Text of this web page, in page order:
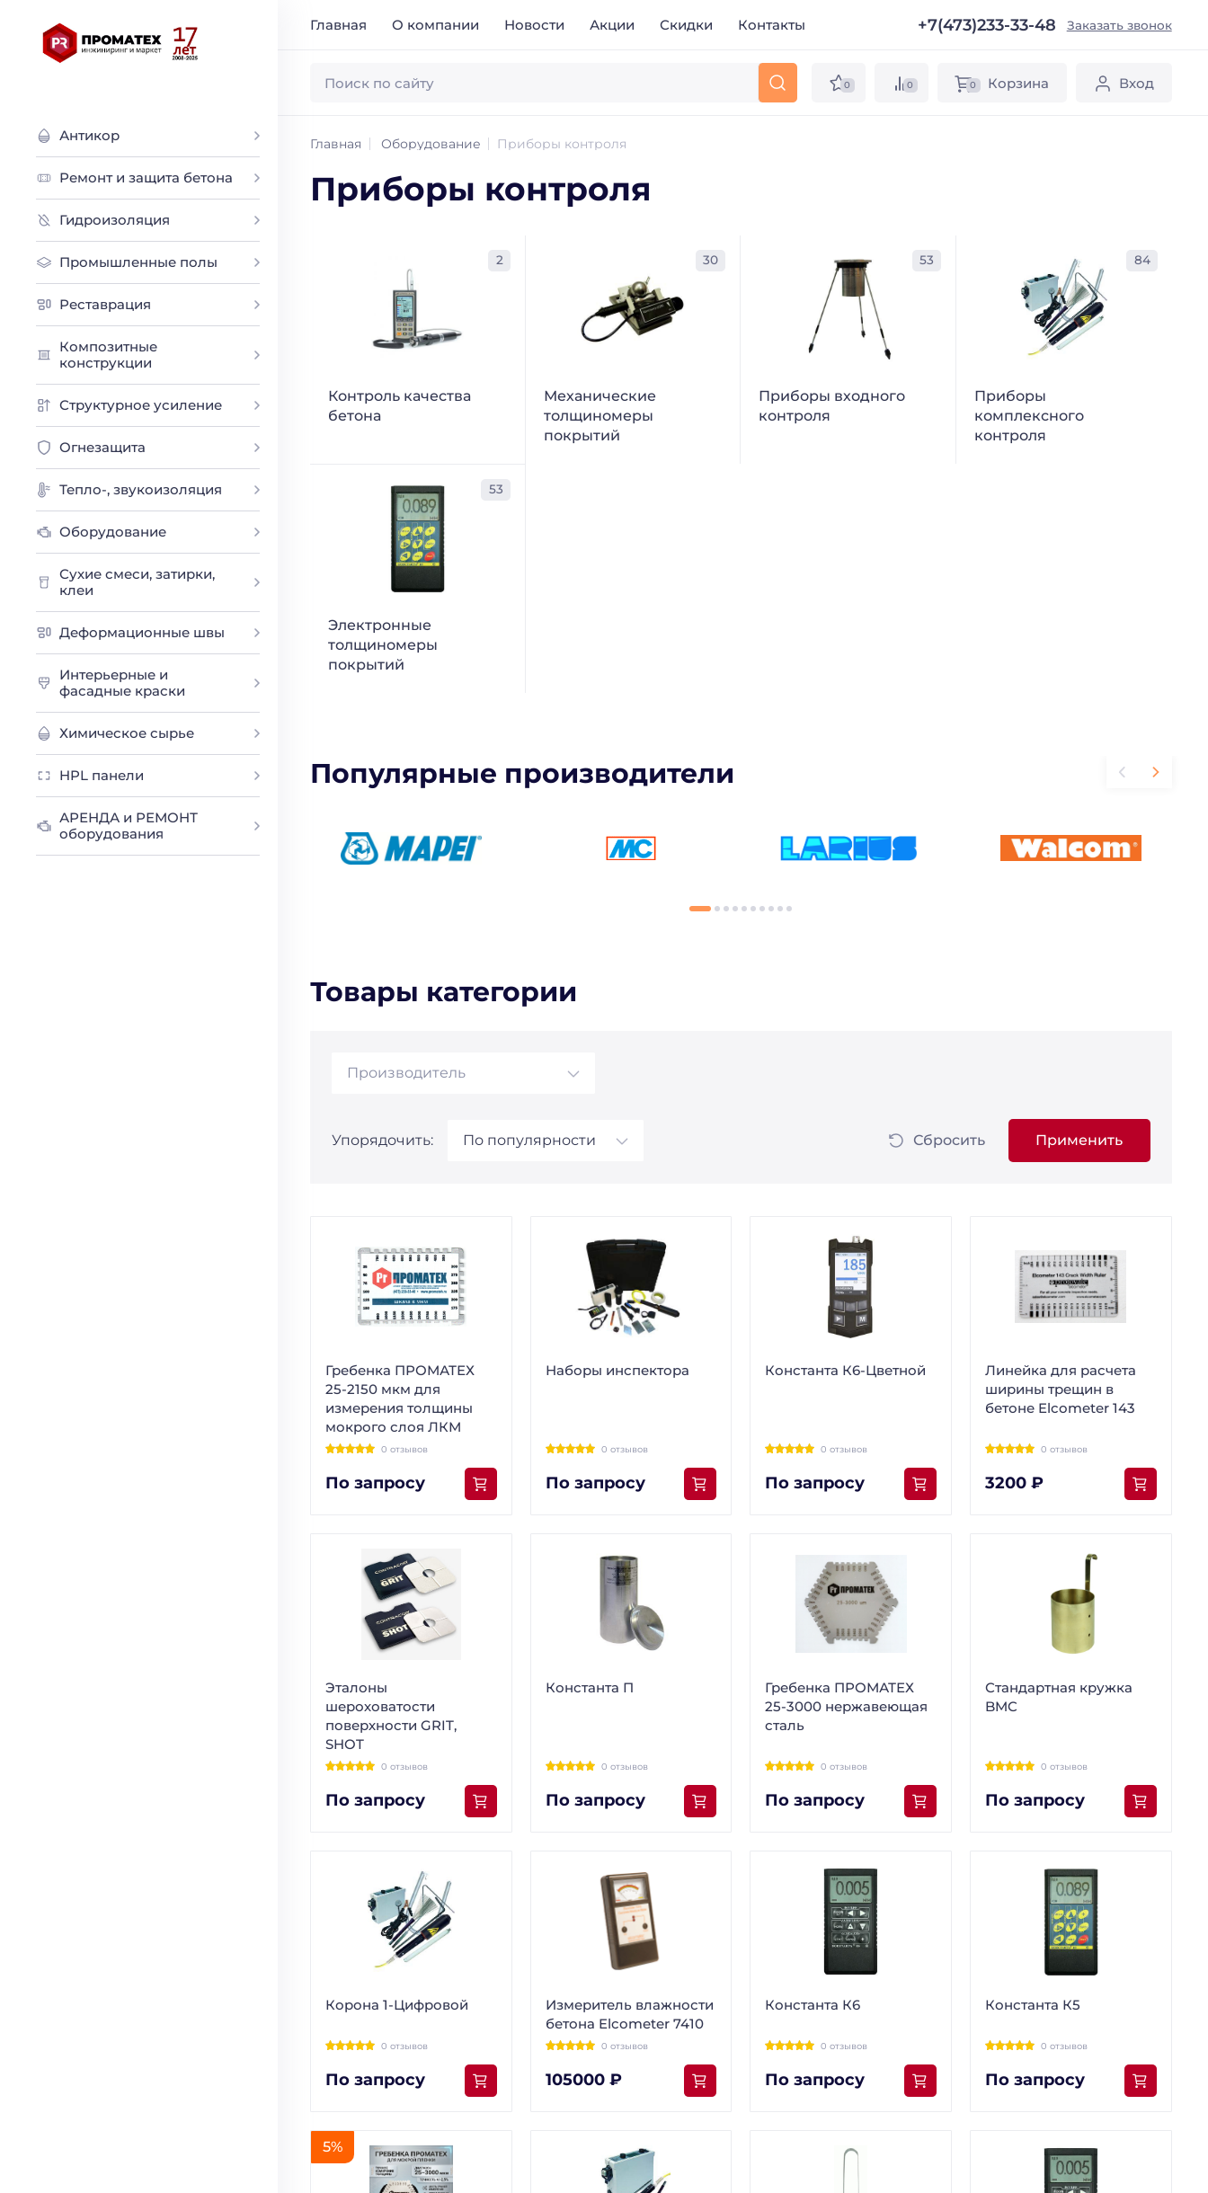
Главная О компании Новости Акции Скидки Контакты +7(473)233-33-48 Заказать звонок
0 0 0 Корзина Вход
Главная Оборудование Приборы контроля
Приборы контроля
2
Контроль качества
бетона
30
Механические
толщиномеры
покрытий
53
Приборы входного
контроля
84
Приборы
комплексного
контроля
53
Электронные
толщиномеры
покрытий
Популярные производители
Товары категории
Производитель
Упорядочить: По популярности Сбросить Применить
Гребенка ПРОМАТЕХ
25-2150 мкм для
измерения толщины
мокрого слоя ЛКМ
0 отзывов
По запросу
Наборы инспектора
0 отзывов
По запросу
Константа К6-Цветной
0 отзывов
По запросу
Линейка для расчета
ширины трещин в
бетоне Elcometer 143
0 отзывов
3200 ₽
Эталоны
шероховатости
поверхности GRIT,
SHOT
0 отзывов
По запросу
Константа П
0 отзывов
По запросу
Гребенка ПРОМАТЕХ
25-3000 нержавеющая
сталь
0 отзывов
По запросу
Стандартная кружка
BMC
0 отзывов
По запросу
Корона 1-Цифровой
0 отзывов
По запросу
Измеритель влажности
бетона Elcometer 7410
0 отзывов
105000 ₽
Константа К6
0 отзывов
По запросу
Константа К5
0 отзывов
По запросу
5%
Антикор
Ремонт и защита бетона
Гидроизоляция
Промышленные полы
Реставрация
Композитные
конструкции
Структурное усиление
Огнезащита
Тепло-, звукоизоляция
Оборудование
Сухие смеси, затирки,
клеи
Деформационные швы
Интерьерные и
фасадные краски
Химическое сырье
HPL панели
АРЕНДА и РЕМОНТ
оборудования